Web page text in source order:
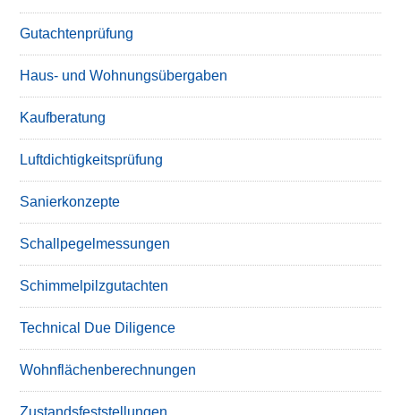
Gutachtenprüfung
Haus- und Wohnungsübergaben
Kaufberatung
Luftdichtigkeitsprüfung
Sanierkonzepte
Schallpegelmessungen
Schimmelpilzgutachten
Technical Due Diligence
Wohnflächenberechnungen
Zustandsfeststellungen